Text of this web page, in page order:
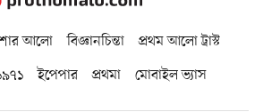
আলো বিজ্ঞানচিন্তা
প্রথম আলো ট্রাস্ট
ইপেপার প্রথমা মোবাইল ভ্যাস